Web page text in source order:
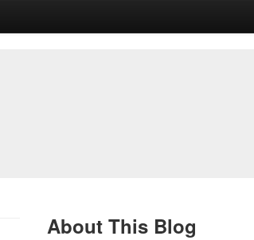
About This Blog